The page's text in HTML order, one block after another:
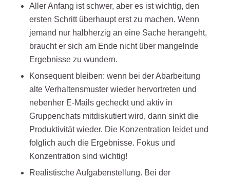
Aller Anfang ist schwer, aber es ist wichtig, den
ersten Schritt überhaupt erst zu machen. Wenn
jemand nur halbherzig an eine Sache herangeht,
braucht er sich am Ende nicht über mangelnde
Ergebnisse zu wundern.
Konsequent bleiben: wenn bei der Abarbeitung
alte Verhaltensmuster wieder hervortreten und
nebenher E-Mails gecheckt und aktiv in
Gruppenchats mitdiskutiert wird, dann sinkt die
Produktivität wieder. Die Konzentration leidet und
folglich auch die Ergebnisse. Fokus und
Konzentration sind wichtig!
Realistische Aufgabenstellung. Bei der